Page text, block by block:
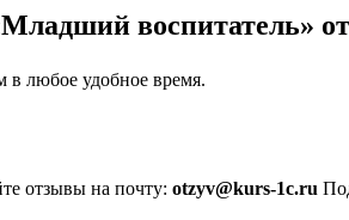
воспитатель»
в любое удобное время.
отзывы на почту: otzyv@kurs-1c.ru